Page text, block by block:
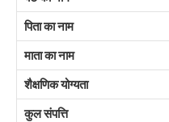
पिता का नाम
माता का नाम
शैक्षणिक योग्यता
कुल संपत्ति